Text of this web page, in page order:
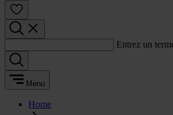
Entrez un
Menu
Home